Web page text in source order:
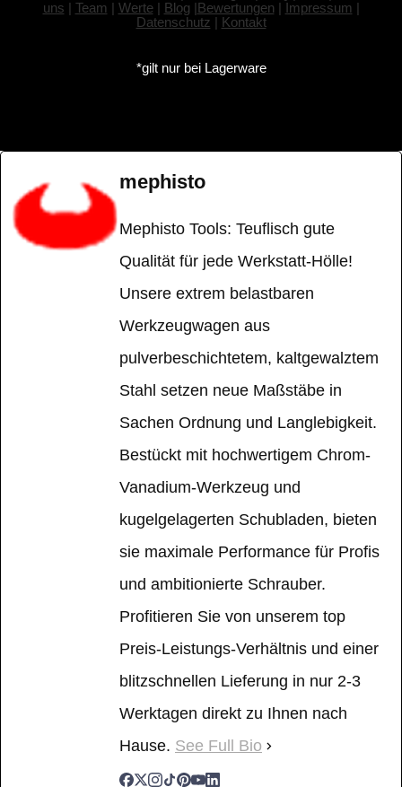
uns | Team | Werte| Blog |Bewertungen | Impressum |
Datenschutz | Kontakt
*gilt nur bei Lagerware
mephisto
Mephisto Tools: Teuflisch gute
Qualität für jede Werkstatt-Hölle!
Unsere extrem belastbaren
Werkzeugwagen aus
pulverbeschichtetem, kaltgewalztem
Stahl setzen neue Maßstäbe in
Sachen Ordnung und Langlebigkeit.
Bestückt mit hochwertigem Chrom-
Vanadium-Werkzeug und
kugelgelagerten Schubladen, bieten
sie maximale Performance für Profis
und ambitionierte Schrauber.
Profitieren Sie von unserem top
Preis-Leistungs-Verhältnis und einer
blitzschnellen Lieferung in nur 2-3
Werktagen direkt zu Ihnen nach
Hause. See Full Bio